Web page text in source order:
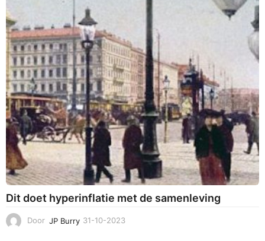
2
0
2
3
Dit doet hyperinflatie met de samenleving
Door JP Burry 31-10-2023